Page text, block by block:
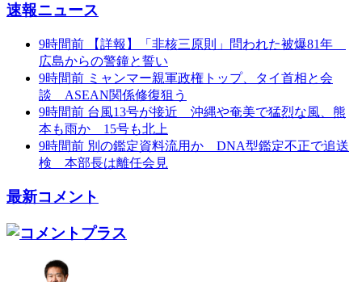
速報ニュース
9時間前
【詳報】「非核三原則」問われた被爆81年
広島からの警鐘と誓い
9時間前 ミャンマー親軍政権トップ、タイ首相と会
談 ASEAN関係修復狙う
9時間前 台風13号が接近 沖縄や奄美で猛烈な風、熊
本も雨か 15号も北上
9時間前 別の鑑定資料流用か DNA型鑑定不正で追送
検 本部長は離任会見
最新コメント